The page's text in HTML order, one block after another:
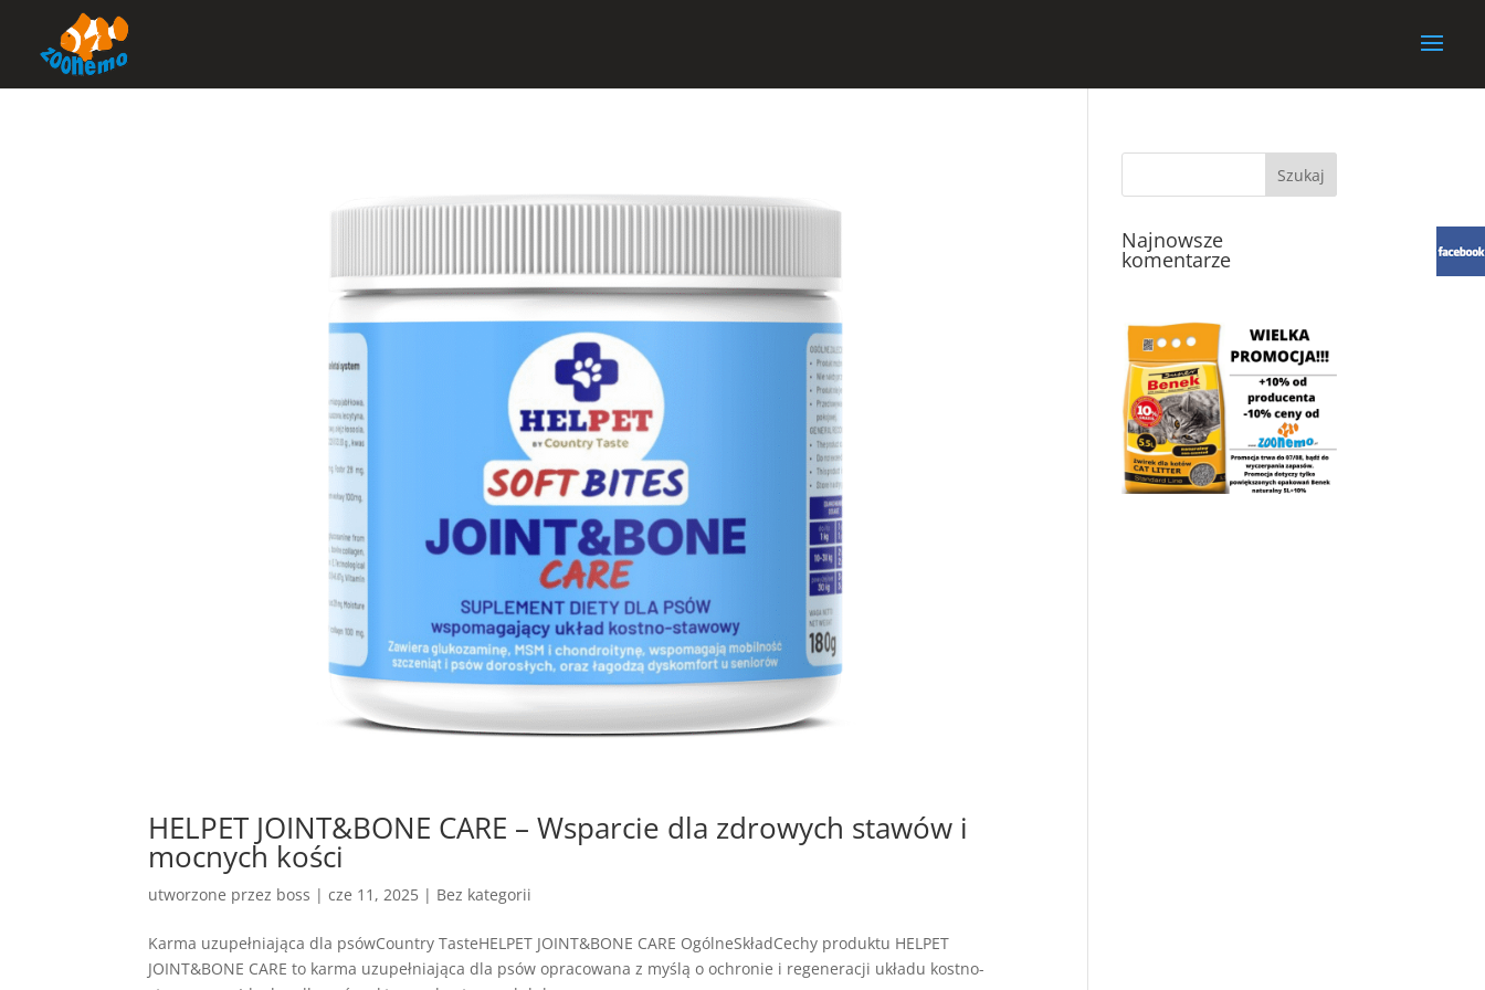
HELPET JOINT&BONE CARE – Wsparcie dla zdrowych stawów i
mocnych kości
utworzone przez boss |cze 11, 2025 | Bez kategorii
Karma uzupełniająca dla psówCountry TasteHELPET JOINT&BONE CARE OgólneSkładCechy produktu HELPET
JOINT&BONE CARE to karma uzupełniająca dla psów opracowana z myślą o ochronie i regeneracji układu kostno-
Najnowsze
komentarze